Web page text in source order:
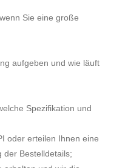
Sie eine große
aufgeben und wie läuft
Spezifikation und
oder erteilen Ihnen eine
der Bestelldetails;